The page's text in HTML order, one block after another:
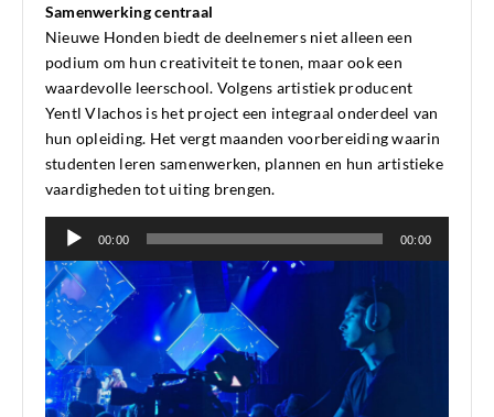
Samenwerking centraal
Nieuwe Honden biedt de deelnemers niet alleen een
podium om hun creativiteit te tonen, maar ook een
waardevolle leerschool. Volgens artistiek producent
Yentl Vlachos is het project een integraal onderdeel van
hun opleiding. Het vergt maanden voorbereiding waarin
studenten leren samenwerken, plannen en hun artistieke
vaardigheden tot uiting brengen.
Audiospeler
00:00 00:00